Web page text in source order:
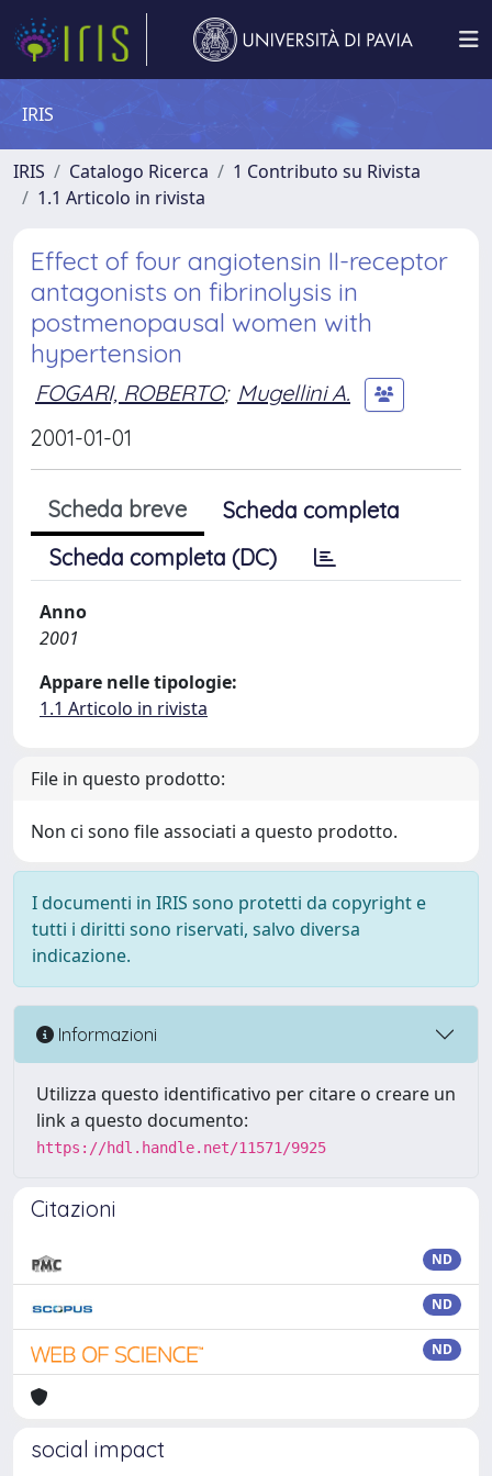
IRIS
IRIS Catalogo Ricerca
1 Contributo su Rivista
1.1 Articolo in rivista
Effect of four angiotensin II-receptor
antagonists on fibrinolysis in
postmenopausal women with
hypertension
FOGARI, ROBERTO; Mugellini A.
2001-01-01
Scheda breve
Scheda completa
Scheda completa (DC)
Anno
2001
Appare nelle tipologie:
1.1 Articolo in rivista
File in questo prodotto:
Non ci sono file associati a questo prodotto.
I documenti in IRIS sono protetti da copyright e
tutti i diritti sono riservati, salvo diversa
indicazione.
Informazioni
Utilizza questo identificativo per citare o creare un
link a questo documento:
https://hdl.handle.net/11571/9925
Citazioni
ND
ND
ND
social impact